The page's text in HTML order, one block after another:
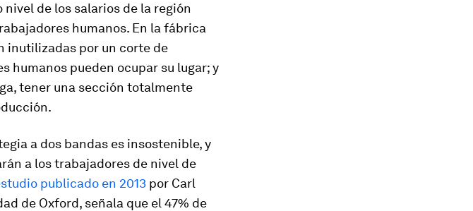
de los salarios de la región
humanos. En la fábrica
inutilizadas por un corte de
humanos pueden ocupar su lugar; y
tener una sección totalmente
a dos bandas es insostenible, y
a los trabajadores de nivel de
publicado en 2013 por Carl
de Oxford, señala que el 47% de